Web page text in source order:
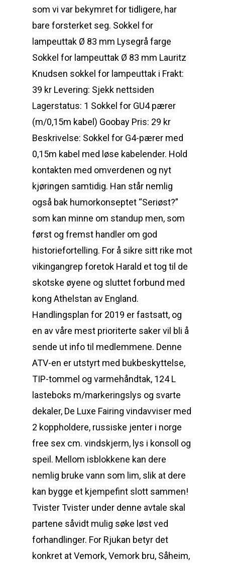
som vi var bekymret for tidligere, har
bare forsterket seg. Sokkel for
lampeuttak Ø 83 mm Lysegrå farge
Sokkel for lampeuttak Ø 83 mm Lauritz
Knudsen sokkel for lampeuttak i Frakt:
39 kr Levering: Sjekk nettsiden
Lagerstatus: 1 Sokkel for GU4 pærer
(m/0,15m kabel) Goobay Pris: 29 kr
Beskrivelse: Sokkel for G4-pærer med
0,15m kabel med løse kabelender. Hold
kontakten med omverdenen og nyt
kjøringen samtidig. Han står nemlig
også bak humorkonseptet “Seriøst?”
som kan minne om standup men, som
først og fremst handler om god
historiefortelling. For å sikre sitt rike mot
vikingangrep foretok Harald et tog til de
skotske øyene og sluttet forbund med
kong Athelstan av England.
Handlingsplan for 2019 er fastsatt, og
en av våre mest prioriterte saker vil bli å
sende ut info til medlemmene. Denne
ATV-en er utstyrt med bukbeskyttelse,
TIP-tommel og varmehåndtak, 124 L
lasteboks m/markeringslys og svarte
dekaler, De Luxe Fairing vindavviser med
2 koppholdere, russiske jenter i norge
free sex cm. vindskjerm, lys i konsoll og
speil. Mellom isblokkene kan dere
nemlig bruke vann som lim, slik at dere
kan bygge et kjempefint slott sammen!
Tvister Tvister under denne avtale skal
partene såvidt mulig søke løst ved
forhandlinger. For Rjukan betyr det
konkret at Vemork, Vemork bru, Såheim,